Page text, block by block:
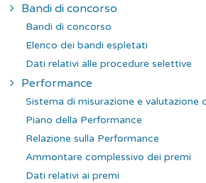
Bandi di concorso
Bandi di concorso
Elenco dei bandi espletati
Dati relativi alle procedure selettive
Performance
Sistema di misurazione e valutazione
Piano della Performance
Relazione sulla Performance
Ammontare complessivo dei premi
Dati relativi ai premi